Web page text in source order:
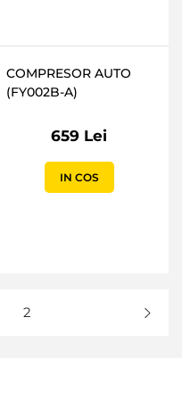
COMPRESOR AUTO
(FY002B-A)
659 Lei
IN COS
2